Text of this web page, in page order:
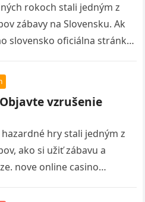
rokoch stali jedným z
zábavy na Slovensku. Ak
slovensko oficiálna stránka
vzrušenie
hry stali jedným z
ako si užiť zábavu a
nove online casino